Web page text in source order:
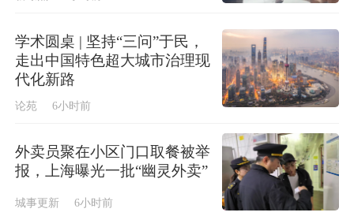
学术圆桌 | 坚持“三问”于民，
走出中国特色超大城市治理现
代化新路
论苑 6小时前
外卖员聚在小区门口取餐被举
报，上海曝光一批“幽灵外卖”
城事更新 6小时前